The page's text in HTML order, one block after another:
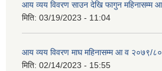
आय व्यय विवरण साउन देखि फागुन महिनासम्म
मिति: 03/19/2023 - 11:04
आय व्यय विवरण माघ महिनासम्म आ व २०७९/८०
मिति: 02/14/2023 - 15:55